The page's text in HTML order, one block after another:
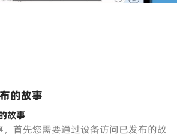
的故事
故事
首先您需要通过设备访问已发布的故